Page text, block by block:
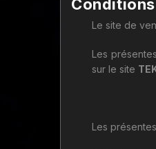
Le site de
Les
sur le site
Les